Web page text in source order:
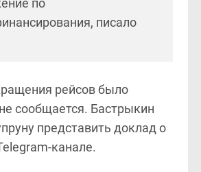
по
писало
рейсов было
сообщается. Бастрыкин
представить доклад о
канале.